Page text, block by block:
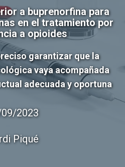
a buprenorfina para
en el tratamiento por
a opioides
garantizar que la
vaya acompañada
adecuada y oportuna
2023
Piqué